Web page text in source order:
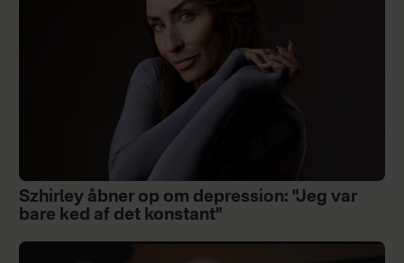
Szhirley åbner op om depression: "Jeg var
bare ked af det konstant"